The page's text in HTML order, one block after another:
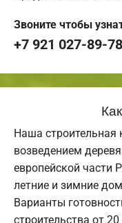
Звоните чтобы
+7 921 027-89-78
Наша строительная
возведением
европейской части
летние и зимние
Варианты
строительства от